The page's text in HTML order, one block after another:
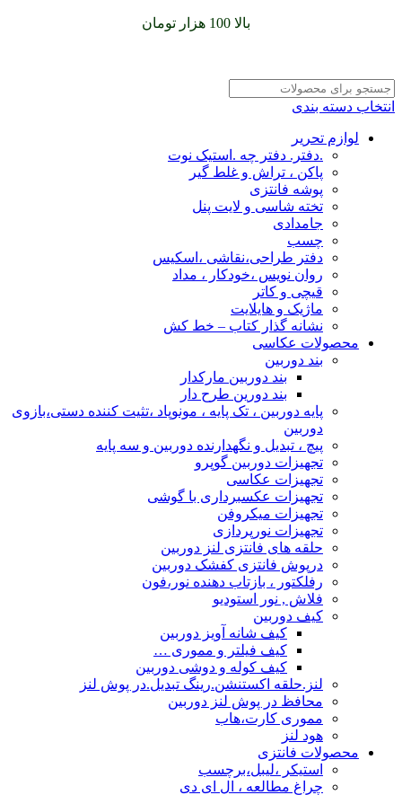
بالا 100 هزار تومان
انتخاب دسته بندی
لوازم تحریر
.دفتر. دفتر چه .استیک نوت
پاکن ، تراش و غلط گیر
پوشه فانتزی
تخته شاسی و لایت پنل
جامدادی
چسب
دفتر طراحی،نقاشی ،اسکیس
روان نویس ،خودکار ، مداد
قیچی و کاتر
ماژیک و هایلایت
نشانه گذار کتاب – خط کش
محصولات عکاسی
بند دوربین
بند دوربین مارکدار
بند دورین طرح دار
پایه دوربین ، تک پایه ، مونوپاد ،تثیت کننده دستی،بازوی
دوربین
پیچ ، تبدیل و نگهدارنده دوربین و سه پایه
تجهیزات دوربین گوپرو
تجهیزات عکاسی
تجهیزات عکسبرداری با گوشی
تجهیزات میکروفن
تجهیزات نورپردازی
حلقه های فانتزی لنز دوربین
درپوش فانتزی کفشک دوربین
رفلکتور ، بازتاب دهنده نور،فون
فلاش , نور استودیو
کیف دوربین
کیف شانه آویز دوربین
کیف فیلتر و مموری …
کیف کوله و دوشی دوربین
لنز.حلقه اکستنشن.رینگ تبدیل.در پوش لنز
محافظ در پوش لنز دوربین
مموری کارت،هاب
هود لنز
محصولات فانتزی
استیکر ،لیبل،برچسب
چراغ مطالعه ، ال ای دی